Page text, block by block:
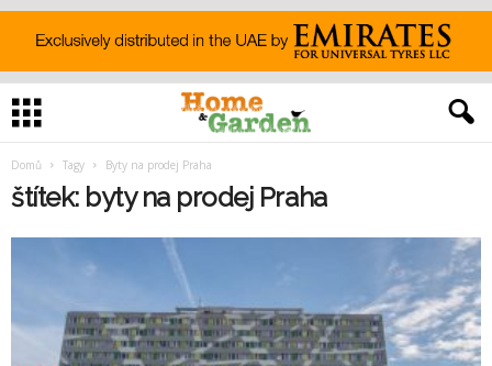
Domů Tagy Byty na prodej Praha
štítek: byty na prodej Praha